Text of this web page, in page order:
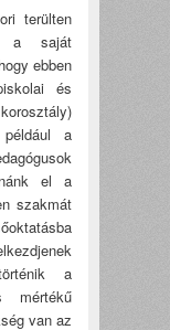
terülten
a saját
ebben
és
a
el a
szakmát
a
mértékű
van az